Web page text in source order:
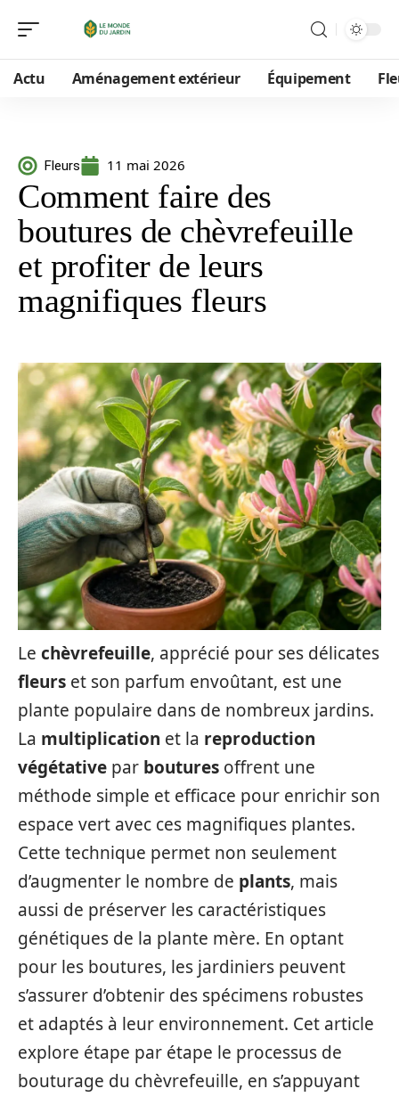
Actu Aménagement extérieur Équipement
Fleurs 11 mai 2026
Comment faire des
boutures de chèvrefeuille
et profiter de leurs
magnifiques fleurs
Le chèvrefeuille, apprécié pour ses délicates
fleurs et son parfum envoûtant, est une
plante populaire dans de nombreux jardins.
La multiplication et la reproduction
végétative par boutures offrent une
méthode simple et efficace pour enrichir son
espace vert avec ces magnifiques plantes.
Cette technique permet non seulement
d’augmenter le nombre de plants, mais
aussi de préserver les caractéristiques
génétiques de la plante mère. En optant
pour les boutures, les jardiniers peuvent
s’assurer d’obtenir des spécimens robustes
et adaptés à leur environnement. Cet article
explore étape par étape le processus de
bouturage du chèvrefeuille, en s’appuyant